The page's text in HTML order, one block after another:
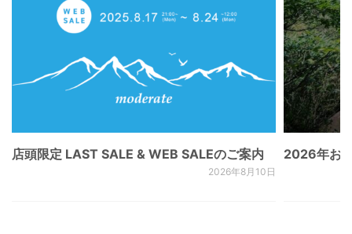
店頭限定 LAST SALE & WEB SALEのご案内
2026年8月10日
2026年お